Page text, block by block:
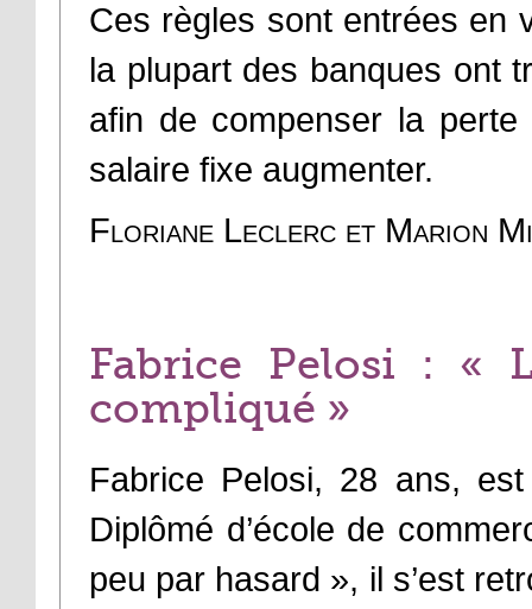
Ces règles sont entrées en
la plupart des banques ont
afin de compenser la
salaire fixe augmenter.
Floriane Leclerc et Marion
Fabrice Pelosi : «
compliqué »
Fabrice Pelosi, 28 ans,
Diplômé d’école de
peu par hasard », il s’est